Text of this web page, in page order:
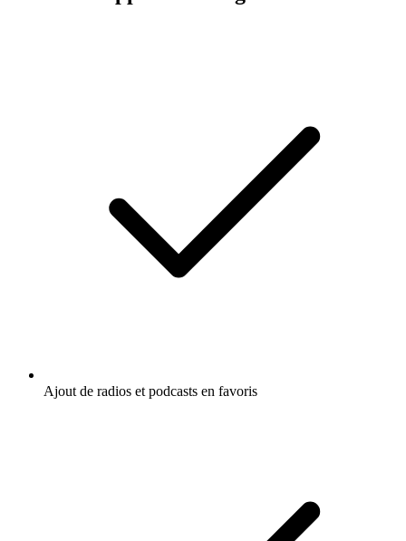
Ajout de radios et podcasts en favoris